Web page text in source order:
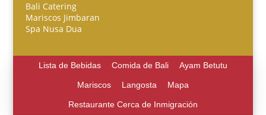
Bali Catering
Mariscos Jimbaran
Spa Nusa Dua
Lista de Bebidas Comida de Bali Ayam Betutu
Mariscos Langosta Mapa
Restaurante Cerca de Inmigración
हिन्दी